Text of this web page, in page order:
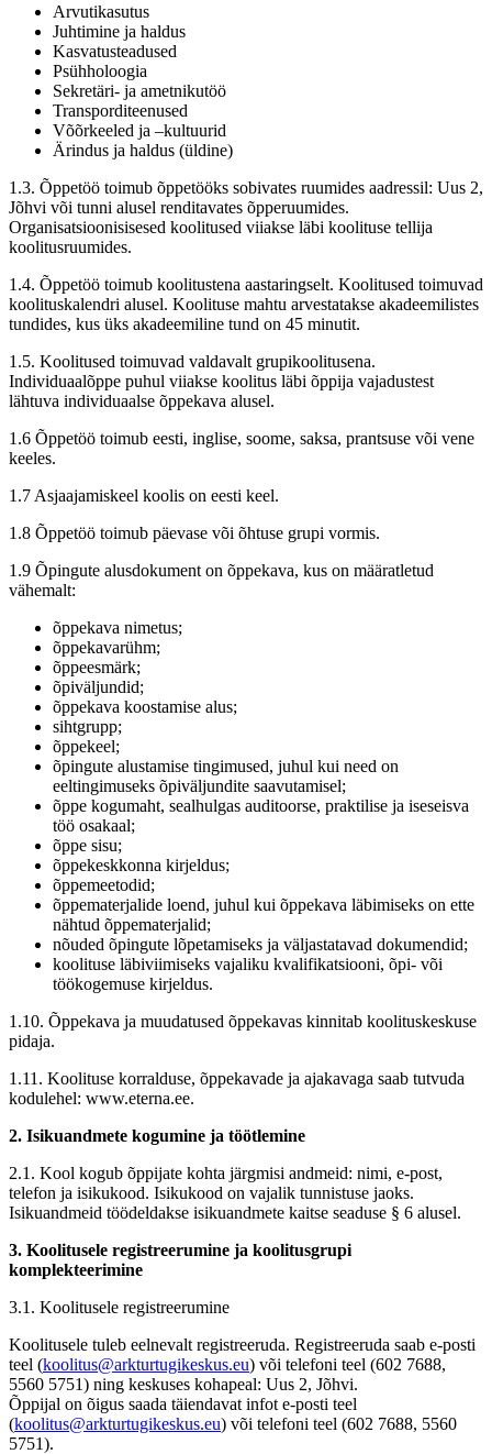
Arvutikasutus
Juhtimine ja haldus
Kasvatusteadused
Psühholoogia
Sekretäri- ja ametnikutöö
Transporditeenused
Võõrkeeled ja –kultuurid
Ärindus ja haldus (üldine)
1.3. Õppetöö toimub õppetööks sobivates ruumides aadressil: Uus 2,
Jõhvi või tunni alusel renditavates õpperuumides.
Organisatsioonisisesed koolitused viiakse läbi koolituse tellija
koolitusruumides.
1.4. Õppetöö toimub koolitustena aastaringselt. Koolitused toimuvad
koolituskalendri alusel. Koolituse mahtu arvestatakse akadeemilistes
tundides, kus üks akadeemiline tund on 45 minutit.
1.5. Koolitused toimuvad valdavalt grupikoolitusena.
Individuaalõppe puhul viiakse koolitus läbi õppija vajadustest
lähtuva individuaalse õppekava alusel.
1.6 Õppetöö toimub eesti, inglise, soome, saksa, prantsuse või vene
keeles.
1.7 Asjaajamiskeel koolis on eesti keel.
1.8 Õppetöö toimub päevase või õhtuse grupi vormis.
1.9 Õpingute alusdokument on õppekava, kus on määratletud
vähemalt:
õppekava nimetus;
õppekavarühm;
õppeesmärk;
õpiväljundid;
õppekava koostamise alus;
sihtgrupp;
õppekeel;
õpingute alustamise tingimused, juhul kui need on
eeltingimuseks õpiväljundite saavutamisel;
õppe kogumaht, sealhulgas auditoorse, praktilise ja iseseisva
töö osakaal;
õppe sisu;
õppekeskkonna kirjeldus;
õppemeetodid;
õppematerjalide loend, juhul kui õppekava läbimiseks on ette
nähtud õppematerjalid;
nõuded õpingute lõpetamiseks ja väljastatavad dokumendid;
koolituse läbiviimiseks vajaliku kvalifikatsiooni, õpi- või
töökogemuse kirjeldus.
1.10. Õppekava ja muudatused õppekavas kinnitab koolituskeskuse
pidaja.
1.11. Koolituse korralduse, õppekavade ja ajakavaga saab tutvuda
kodulehel: www.eterna.ee.
2. Isikuandmete kogumine ja töötlemine
2.1. Kool kogub õppijate kohta järgmisi andmeid: nimi, e-post,
telefon ja isikukood. Isikukood on vajalik tunnistuse jaoks.
Isikuandmeid töödeldakse isikuandmete kaitse seaduse § 6 alusel.
3. Koolitusele registreerumine ja koolitusgrupi
komplekteerimine
3.1. Koolitusele registreerumine
Koolitusele tuleb eelnevalt registreeruda. Registreeruda saab e-posti
teel (koolitus@arkturtugikeskus.eu) või telefoni teel (602 7688,
5560 5751) ning keskuses kohapeal: Uus 2, Jõhvi.
Õppijal on õigus saada täiendavat infot e-posti teel
(koolitus@arkturtugikeskus.eu) või telefoni teel (602 7688, 5560
5751).